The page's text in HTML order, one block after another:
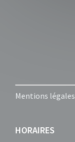
Mentions légales
HORAIRES